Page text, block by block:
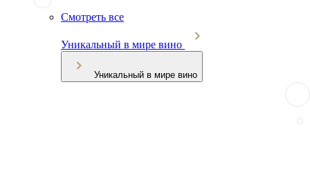
Смотреть все
Уникальный в мире вино
Уникальный в мире вино